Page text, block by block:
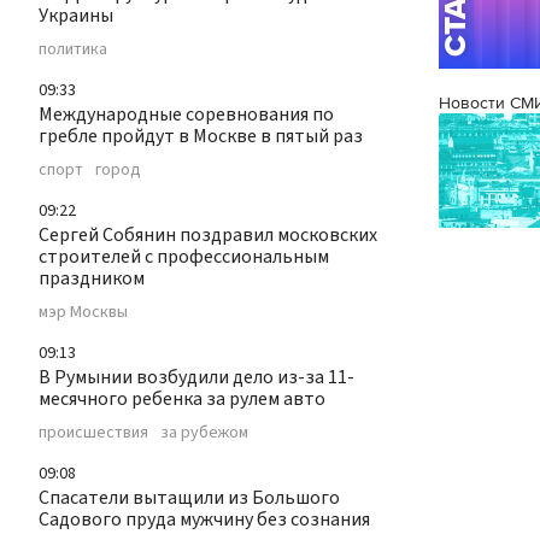
Украины
политика
09:33
Международные соревнования по
гребле пройдут в Москве в пятый раз
спорт город
09:22
Сергей Собянин поздравил московских
строителей с профессиональным
праздником
мэр Москвы
09:13
В Румынии возбудили дело из-за 11-
месячного ребенка за рулем авто
происшествия за рубежом
09:08
Спасатели вытащили из Большого
Садового пруда мужчину без сознания
Новости